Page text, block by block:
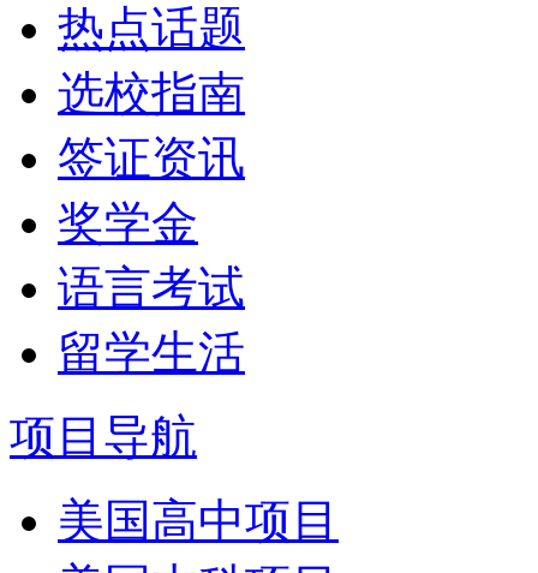
热点话题
选校指南
签证资讯
奖学金
语言考试
留学生活
项目导航
美国高中项目